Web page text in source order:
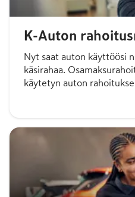
K-Auton
Nyt saat auton käyttöösi
käsirahaa.
käytetyn auton